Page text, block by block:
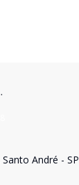
André - SP